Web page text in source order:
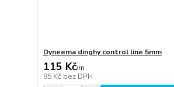
Dyneema dinghy control line 5mm
115 Kč/m
95 Kč bez DPH